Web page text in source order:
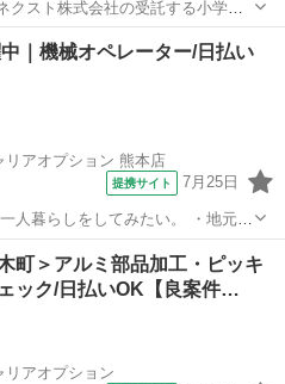
スト株式会社の受託する小学校
食器類の洗浄等の業務をお願いし
い食事を提供できるよう、工夫を
も...
｜機械オペレーター/日払い
リアオプション 熊本店
提携サイト 7月25日
人暮らしをしてみたい。 ・地元か
・すぐに働けて稼げる仕事がした
」のお仕事です！ 赴任地までの交
町＞アルミ部品加工・ピッキ
ック/日払いOK【良案件…
リアオプション